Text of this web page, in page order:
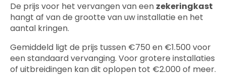
De prijs voor het vervangen van een zekeringkast
hangt af van de grootte van uw installatie en het
aantal kringen.
Gemiddeld ligt de prijs tussen €750 en €1.500 voor
een standaard vervanging. Voor grotere installaties
of uitbreidingen kan dit oplopen tot €2.000 of meer.